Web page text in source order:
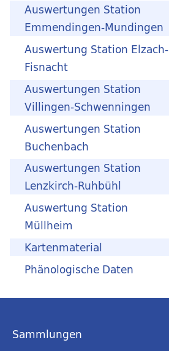
Auswertungen Station
Emmendingen-Mundingen
Auswertung Station Elzach-
Fisnacht
Auswertungen Station
Villingen-Schwenningen
Auswertungen Station
Buchenbach
Auswertungen Station
Lenzkirch-Ruhbühl
Auswertung Station
Müllheim
Kartenmaterial
Phänologische Daten
Sammlungen